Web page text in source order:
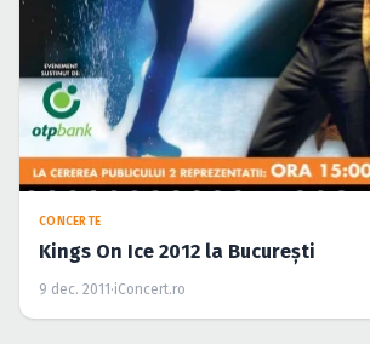
CONCERTE
Kings On Ice 2012 la Bucureşti
9 dec. 2011 ·iConcert.ro